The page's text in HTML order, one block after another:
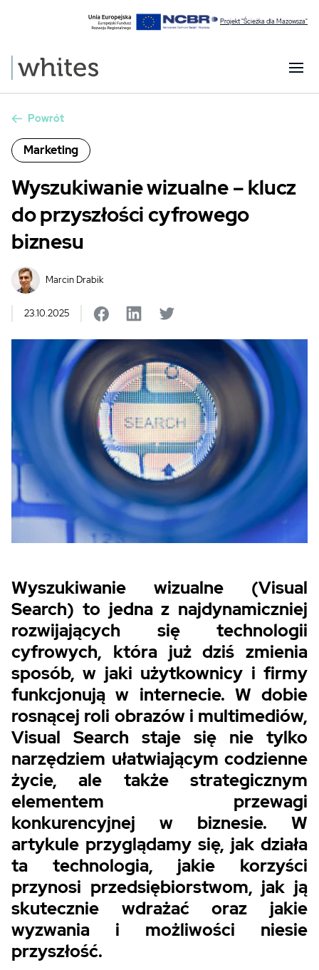
Projekt "Ścieżka dla Mazowsza"
Powrót
Marketing
Wyszukiwanie wizualne – klucz
do przyszłości cyfrowego
biznesu
Marcin Drabik
23.10.2025
Wyszukiwanie wizualne (Visual
Search) to jedna z najdynamiczniej
rozwijających się technologii
cyfrowych, która już dziś zmienia
sposób, w jaki użytkownicy i firmy
funkcjonują w internecie. W dobie
rosnącej roli obrazów i multimediów,
Visual Search staje się nie tylko
narzędziem ułatwiającym codzienne
życie, ale także strategicznym
elementem przewagi
konkurencyjnej w biznesie. W
artykule przyglądamy się, jak działa
ta technologia, jakie korzyści
przynosi przedsiębiorstwom, jak ją
skutecznie wdrażać oraz jakie
wyzwania i możliwości niesie
przyszłość.